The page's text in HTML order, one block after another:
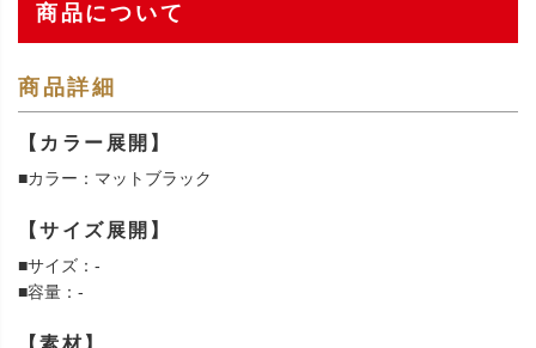
商品について
商品詳細
【カラー展開】
■カラー：マットブラック
【サイズ展開】
■サイズ：-
■容量：-
【素材】